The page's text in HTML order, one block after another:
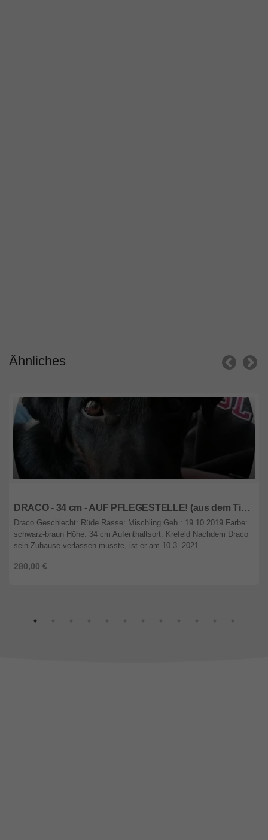
Ähnliches
DRACO - 34 cm - AUF PFLEGESTELLE! (aus dem Tierschutz/ mit Video)
280,00 €
Draco Geschlecht: Rüde Rasse: Mischling Geb.: 19.10.2019 Farbe:
schwarz-braun Höhe: 34 cm Aufenthaltsort: Krefeld Nachdem Draco
sein Zuhause verlassen musste, ist er am 10.3 .2021 ...